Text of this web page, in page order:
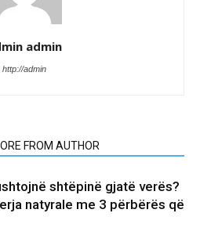
admin
http://admin
FROM AUTHOR
shtëpinë gjatë verës?
natyrale me 3 përbërës që